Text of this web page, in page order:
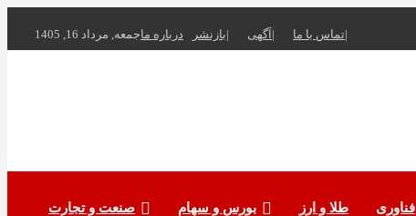
جمعه, مرداد 16, 1405درباره ما بازنشر آگهی تماس با ما
صنعت و تجارت بورس و سهام طلا و ارز فناوری